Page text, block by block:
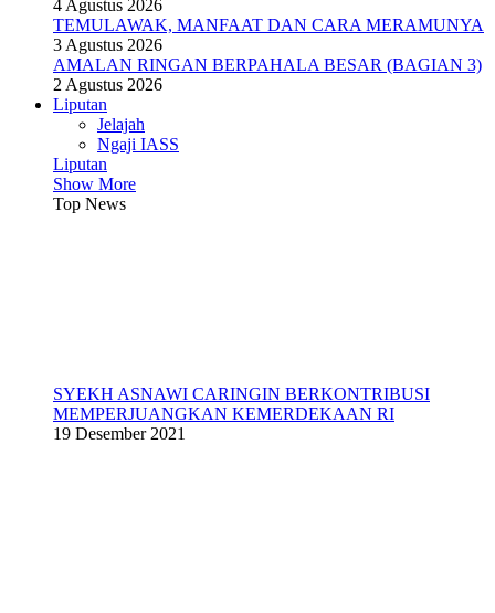
4 Agustus 2026
TEMULAWAK, MANFAAT DAN CARA MERAMUNYA
3 Agustus 2026
AMALAN RINGAN BERPAHALA BESAR (BAGIAN 3)
2 Agustus 2026
Liputan
Jelajah
Ngaji IASS
Liputan
Show More
Top News
SYEKH ASNAWI CARINGIN BERKONTRIBUSI
MEMPERJUANGKAN KEMERDEKAAN RI
19 Desember 2021